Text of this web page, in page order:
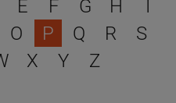
E F G H
I
O P Q R
S
X Y Z